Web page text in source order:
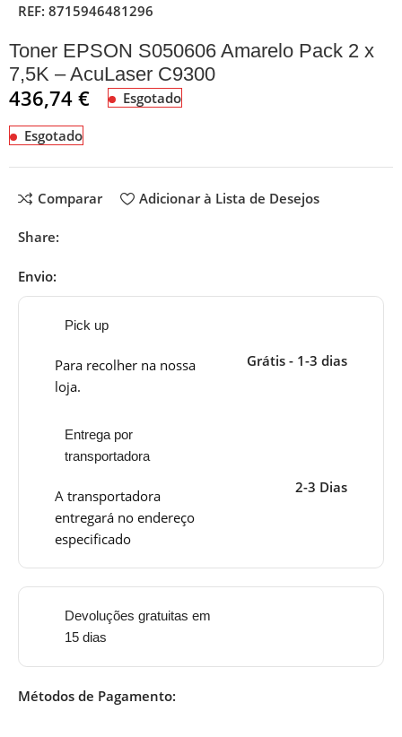
REF:8715946481296
Toner EPSON S050606 Amarelo Pack 2 x
7,5K – AcuLaser C9300
436,74€ Esgotado
Esgotado
Comparar Adicionar à Lista de Desejos
Share:
Envio:
Pick up
Para recolher na nossa
loja.
Grátis - 1-3 dias
Entrega por
transportadora
A transportadora
entregará no endereço
especificado
2-3 Dias
Devoluções gratuitas em
15 dias
Métodos de Pagamento: